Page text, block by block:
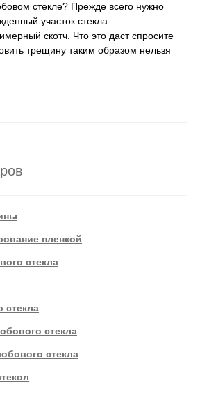
стекле? Прежде всего нужно
участок стекла
скотч. Что это даст спросите
трещину таким образом нельзя
пленкой
стекла
стекла
стекла
стекла